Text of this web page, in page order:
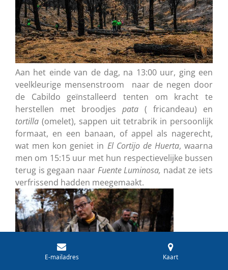
Aan het einde van de dag, na 13:00 uur, ging een
veelkleurige mensenstroom naar de negen door
de Cabildo geïnstalleerd tenten om kracht te
herstellen met broodjes pata ( fricandeau) en
tortilla (omelet), sappen uit tetrabrik in persoonlijk
formaat, en een banaan, of appel als nagerecht,
wat men kon geniet in El Cortijo de Huerta, waarna
men om 15:15 uur met hun respectievelijke bussen
terug is gegaan naar Fuente Luminosa, nadat ze iets
verfrissend hadden meegemaakt.
E-mailadres Kaart